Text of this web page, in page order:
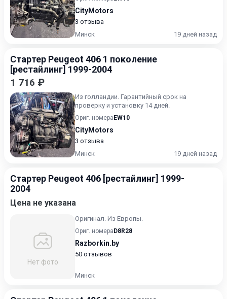
CityMotors
3 отзыва
Минск
19 дней назад
Стартер Peugeot 406 1 поколение
[рестайлинг] 1999-2004
1 716 ₽
Из голландии. Гарантийный срок на
проверку и установку 14 дней.
Ориг. номера EW10
CityMotors
3 отзыва
Минск
19 дней назад
Стартер Peugeot 406 [рестайлинг] 1999-
2004
Цена не указана
Нет фото
Оригинал. Из Европы.
Ориг. номера D8R28
Razborkin.by
50 отзывов
Минск